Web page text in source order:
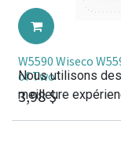
W5590 Wiseco
of Two
3,98$
Nous utilisons
meilleure